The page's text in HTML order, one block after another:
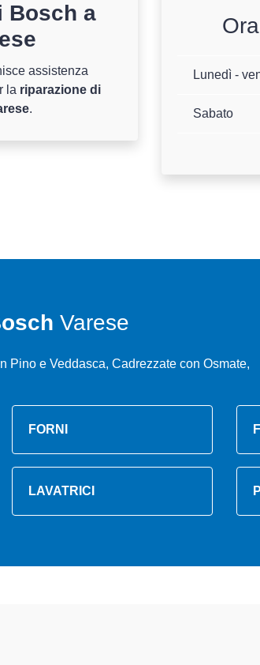
Bosch a
assistenza
la riparazione di
.
Lunedì -
Sabato
Varese
Pino e Veddasca, Cadrezzate con Osmate,
FORNI
LAVATRICI